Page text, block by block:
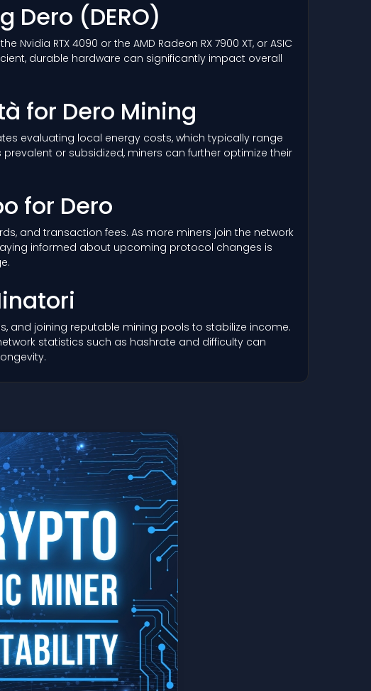
Dero (DERO)
RTX 4090 or the AMD Radeon RX 7900 XT, or ASIC
durable hardware can significantly impact overall
for Dero Mining
evaluating local energy costs, which typically range
or subsidized, miners can further optimize their
for Dero
and transaction fees. As more miners join the network
informed about upcoming protocol changes is
and joining reputable mining pools to stabilize income.
statistics such as hashrate and difficulty can